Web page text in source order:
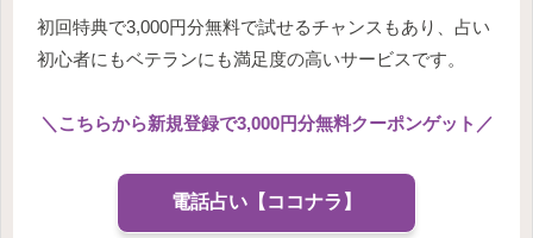
初回特典で3,000円分無料で試せるチャンスもあり、占い
初心者にもベテランにも満足度の高いサービスです。
＼ こちらから新規登録で3,000円分無料クーポンゲット ／
電話占い【ココナラ】